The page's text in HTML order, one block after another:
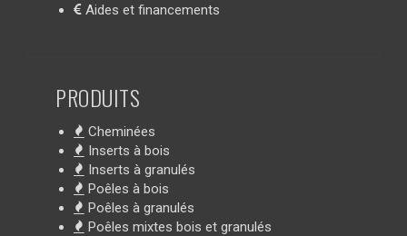
Aides et financements
PRODUITS
Cheminées
Inserts à bois
Inserts à granulés
Poêles à bois
Poêles à granulés
Poêles mixtes bois et granulés